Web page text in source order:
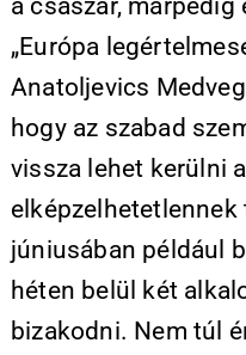
a császár,
„Európa
Anatoljevics
hogy az szabad
vissza lehet kerülni
júniusában például
héten belül két
bizakodni. Nem túl